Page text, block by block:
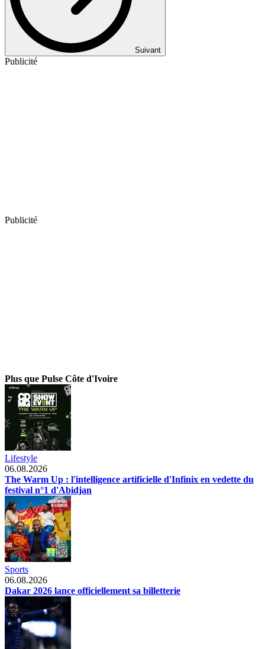
Suivant
Publicité
Publicité
Plus que Pulse Côte d'Ivoire
Lifestyle
06.08.2026
The Warm Up : l'intelligence artificielle d'Infinix en vedette du
festival n°1 d'Abidjan
Sports
06.08.2026
Dakar 2026 lance officiellement sa billetterie